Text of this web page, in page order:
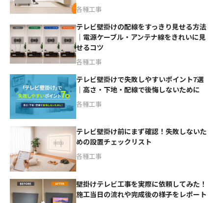
各種工事
テレビ壁掛けの配線をすっきり見せる方法
｜電源ケーブル・アンテナ線をきれいに見
せるコツ
各種工事
テレビ壁掛けで失敗しやすいポイント7選
｜高さ・下地・配線で後悔しないために
各種工事
テレビ壁掛け前にまず確認！失敗しないた
めの設置チェックリスト
各種工事
壁掛けテレビ工事を実際に依頼してみた！
施工当日の流れや完成後の様子をレポート